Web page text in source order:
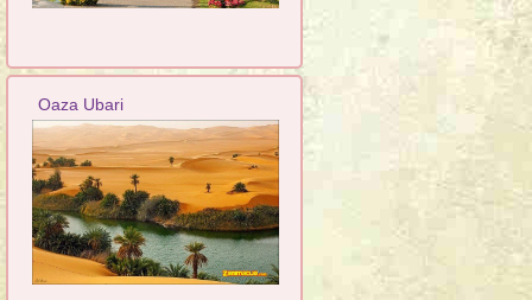
Oaza Ubari